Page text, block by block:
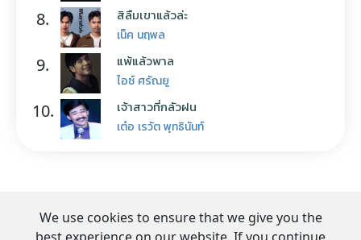
8. สิลืมเขาแล้วล่ะ
เน็ค นฤพล
9. แพ้แล้วพาล
ไอซ์ ศรัณยู
10. เจ้าสาวที่กลัวฝน
เต๋อ เรวัต พุทธินันท์
We use cookies to ensure that we give you the